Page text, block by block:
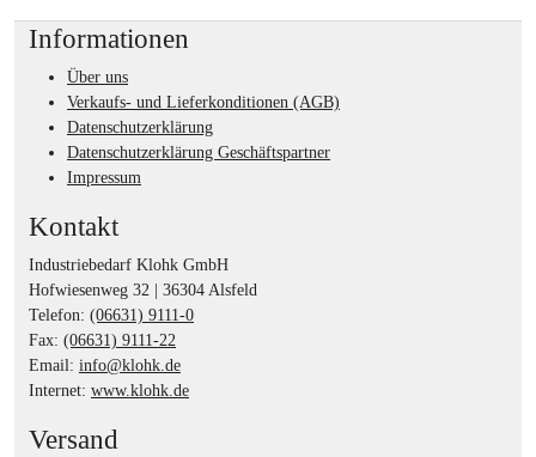
Informationen
Über uns
Verkaufs- und Lieferkonditionen (AGB)
Datenschutzerklärung
Datenschutzerklärung Geschäftspartner
Impressum
Kontakt
Industriebedarf Klohk GmbH
Hofwiesenweg 32 | 36304 Alsfeld
Telefon: (06631) 9111-0
Fax: (06631) 9111-22
Email: info@klohk.de
Internet: www.klohk.de
Versand